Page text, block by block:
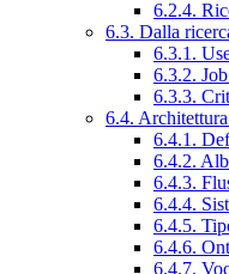
6.2.4.
6.3. Dalla
6.3.1.
6.3.2.
6.3.3.
6.4.
6.4.1.
6.4.2.
6.4.3.
6.4.4.
6.4.5.
6.4.6.
6.4.7.